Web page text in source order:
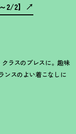
2/2】
ラスのプレスに。趣味
ンスのよい着こなしに